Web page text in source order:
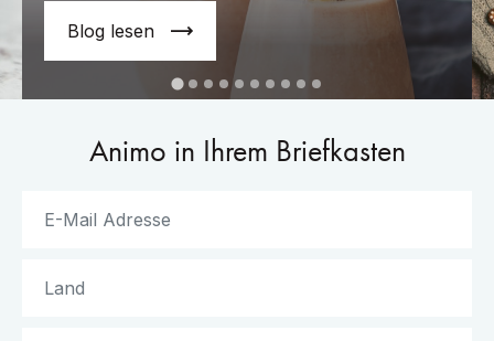
Blog lesen
Animo in Ihrem Briefkasten